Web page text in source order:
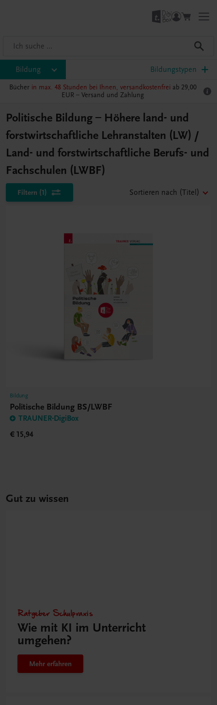
Bildung Bildungstypen
Bücher in max. 48 Stunden bei Ihnen, versandkostenfrei ab 29,00
EUR – Versand und Zahlung
Politische Bildung – Höhere land- und
forstwirtschaftliche Lehranstalten (LW) /
Land- und forstwirtschaftliche Berufs- und
Fachschulen (LWBF)
Filtern (1) Sortieren nach (Titel)
Bildung
Politische Bildung BS/LWBF
TRAUNER-DigiBox
€ 15,94
Gut zu wissen
Ratgeber Schulpraxis
Wie mit KI im Unterricht
umgehen?
Mehr erfahren